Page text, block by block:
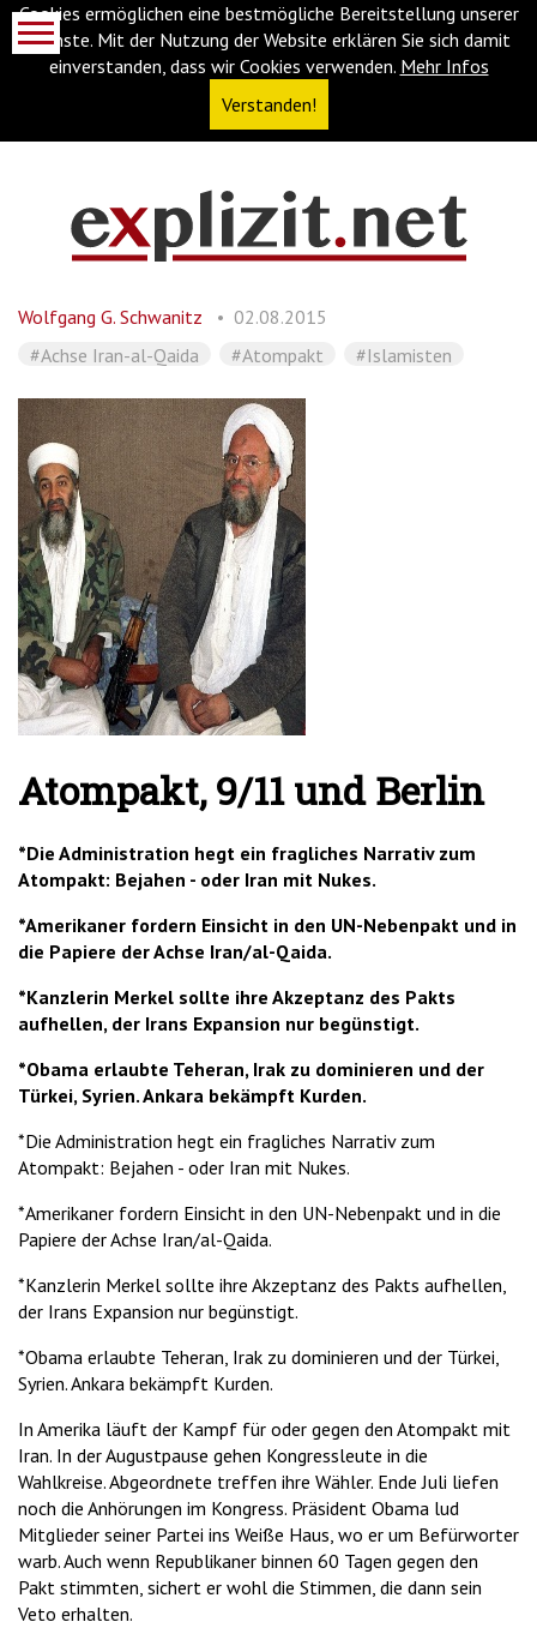
Cookies ermöglichen eine bestmögliche Bereitstellung unserer
Dienste. Mit der Nutzung der Website erklären Sie sich damit
einverstanden, dass wir Cookies verwenden. Mehr Infos
Verstanden!
(Accesskey
Zur
springen
(Accesskey
'3')Zur
Suche
springen
(Accesskey
'2')
Wolfgang G. Schwanitz
02.08.2015
#Achse Iran-al-Qaida
#Atompakt #Islamisten
Atompakt, 9/11 und Berlin
*Die Administration hegt ein fragliches Narrativ zum
Atompakt: Bejahen - oder Iran mit Nukes.
*Amerikaner fordern Einsicht in den UN-Nebenpakt und in
die Papiere der Achse Iran/al-Qaida.
*Kanzlerin Merkel sollte ihre Akzeptanz des Pakts
aufhellen, der Irans Expansion nur begünstigt.
*Obama erlaubte Teheran, Irak zu dominieren und der
Türkei, Syrien. Ankara bekämpft Kurden.
*Die Administration hegt ein fragliches Narrativ zum
Atompakt: Bejahen - oder Iran mit Nukes.
*Amerikaner fordern Einsicht in den UN-Nebenpakt und in die
Papiere der Achse Iran/al-Qaida.
*Kanzlerin Merkel sollte ihre Akzeptanz des Pakts aufhellen,
der Irans Expansion nur begünstigt.
*Obama erlaubte Teheran, Irak zu dominieren und der Türkei,
Syrien. Ankara bekämpft Kurden.
In Amerika läuft der Kampf für oder gegen den Atompakt mit
Iran. In der Augustpause gehen Kongressleute in die
Wahlkreise. Abgeordnete treffen ihre Wähler. Ende Juli liefen
noch die Anhörungen im Kongress. Präsident Obama lud
Mitglieder seiner Partei ins Weiße Haus, wo er um Befürworter
warb. Auch wenn Republikaner binnen 60 Tagen gegen den
Pakt stimmten, sichert er wohl die Stimmen, die dann sein
Veto erhalten.